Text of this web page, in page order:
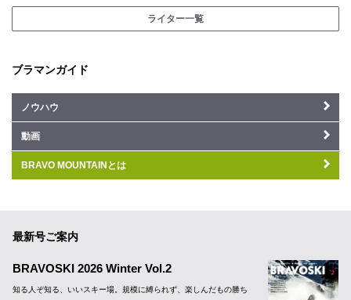
ライター一覧
ブラマンガイド
ノウハウ
動画
BRAVO MOUNTAINとは
最新号ご案内
BRAVOSKI 2026 Winter Vol.2
知る人ぞ知る、いいスキー場。規模に縛られず、楽しんだもの勝ち